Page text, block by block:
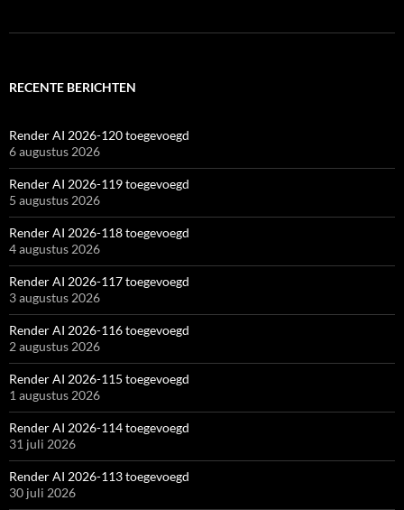
RECENTE BERICHTEN
Render AI 2026-120 toegevoegd
6 augustus 2026
Render AI 2026-119 toegevoegd
5 augustus 2026
Render AI 2026-118 toegevoegd
4 augustus 2026
Render AI 2026-117 toegevoegd
3 augustus 2026
Render AI 2026-116 toegevoegd
2 augustus 2026
Render AI 2026-115 toegevoegd
1 augustus 2026
Render AI 2026-114 toegevoegd
31 juli 2026
Render AI 2026-113 toegevoegd
30 juli 2026